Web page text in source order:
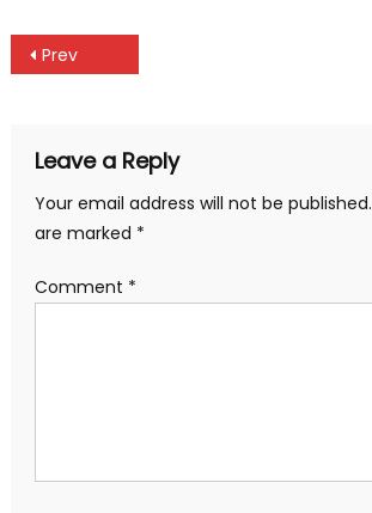
Post
Prev
Leave a Reply
Your email address will not be published.
are marked *
Comment *